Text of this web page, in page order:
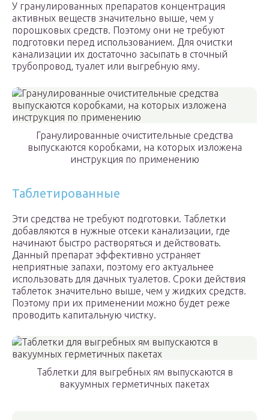
У гранулированных препаратов концентрация
активных веществ значительно выше, чем у
порошковых средств. Поэтому они не требуют
подготовки перед использованием. Для очистки
канализации их достаточно засыпать в сточный
трубопровод, туалет или выгребную яму.
Гранулированные очистительные средства
выпускаются коробками, на которых изложена
инструкция по применению
Таблетированные
Эти средства не требуют подготовки. Таблетки
добавляются в нужные отсеки канализации, где
начинают быстро растворяться и действовать.
Данный препарат эффективно устраняет
неприятные запахи, поэтому его актуальнее
использовать для дачных туалетов. Сроки действия
таблеток значительно выше, чем у жидких средств.
Поэтому при их применении можно будет реже
проводить капитальную чистку.
Таблетки для выгребных ям выпускаются в
вакуумных герметичных пакетах